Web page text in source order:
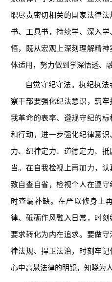
职尽责密切相关的国家法律
书、工具书，持续学、深入
悟，既从宏观上深刻理解精
体适用，努力做到学深悟透、
自觉守纪守法。执纪执
察干部要强化纪法意识，筑
我革命的表率、遵规守纪的
和行动，进一步强化纪律意
力、纪律定力、道德定力、
当。在自我检视上再加力，
致自查自省，检视个人在遵
时查漏补缺。在严以修身上
律、砥砺作风融入日常，时
要求转化为内在追求。要做
律法规、捍卫法治，时刻牢记
心中高悬法律的明镜，知晓为